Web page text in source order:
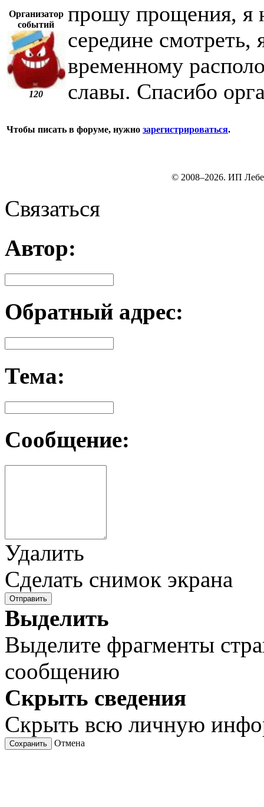
Организатор
событий
120
прошу прощения, я
середине смотреть,
временному
славы. Спасибо
Чтобы писать в форуме, нужно зарегистрироваться.
© 2008–2026. ИП
Связаться
Автор:
Обратный адрес:
Тема:
Сообщение:
Удалить
Сделать снимок экрана
Отправить
Выделить
Выделите фрагменты
сообщению
Скрыть сведения
Скрыть всю личную
Сохранить Отмена